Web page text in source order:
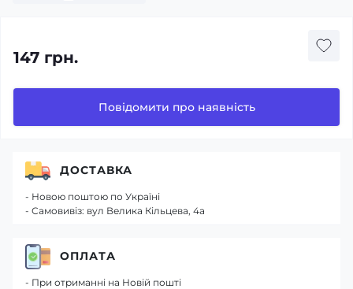
147 грн.
Повідомити про наявність
ДОСТАВКА
- Новою поштою по Україні
- Самовивіз: вул Велика Кільцева, 4а
ОПЛАТА
- При отриманні на Новій пошті